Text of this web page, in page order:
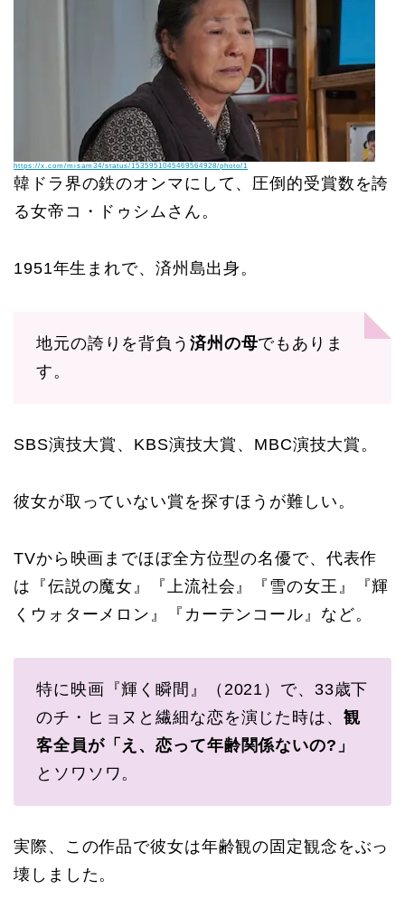
https://x.com/misam34/status/1535951045469564928/photo/1
韓ドラ界の鉄のオンマにして、圧倒的受賞数を誇
る女帝コ・ドゥシムさん。
1951年生まれで、済州島出身。
地元の誇りを背負う 済州の母でもありま
す。
SBS演技大賞、KBS演技大賞、MBC演技大賞。
彼女が取っていない賞を探すほうが難しい。
TVから映画までほぼ全方位型の名優で、代表作
は『伝説の魔女』『上流社会』『雪の女王』『輝
くウォターメロン』『カーテンコール』など。
特に映画『輝く瞬間』（2021）で、33歳下
のチ・ヒョヌと繊細な恋を演じた時は、 観
客全員が「え、恋って年齢関係ないの?」
とソワソワ。
実際、この作品で彼女は年齢観の固定観念をぶっ
壊しました。